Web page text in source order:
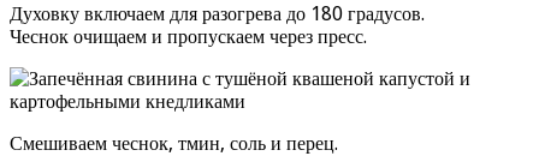
Духовку включаем для разогрева до 180 градусов.
Чеснок очищаем и пропускаем через пресс.
Смешиваем чеснок, тмин, соль и перец.